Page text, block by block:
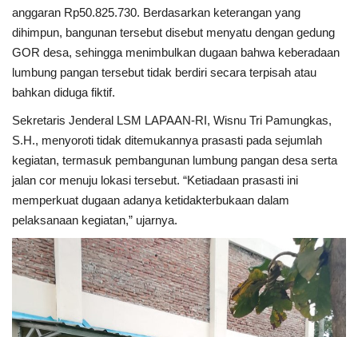
anggaran Rp50.825.730. Berdasarkan keterangan yang
dihimpun, bangunan tersebut disebut menyatu dengan gedung
GOR desa, sehingga menimbulkan dugaan bahwa keberadaan
lumbung pangan tersebut tidak berdiri secara terpisah atau
bahkan diduga fiktif.
Sekretaris Jenderal LSM LAPAAN-RI, Wisnu Tri Pamungkas,
S.H., menyoroti tidak ditemukannya prasasti pada sejumlah
kegiatan, termasuk pembangunan lumbung pangan desa serta
jalan cor menuju lokasi tersebut. “Ketiadaan prasasti ini
memperkuat dugaan adanya ketidakterbukaan dalam
pelaksanaan kegiatan,” ujarnya.